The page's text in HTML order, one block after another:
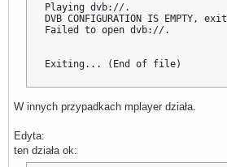
Playing dvb://.
DVB CONFIGURATION IS EMPTY, exit
Failed to open dvb://.
Exiting... (End of file)
W innych przypadkach mplayer działa.
Edyta:
ten działa ok: